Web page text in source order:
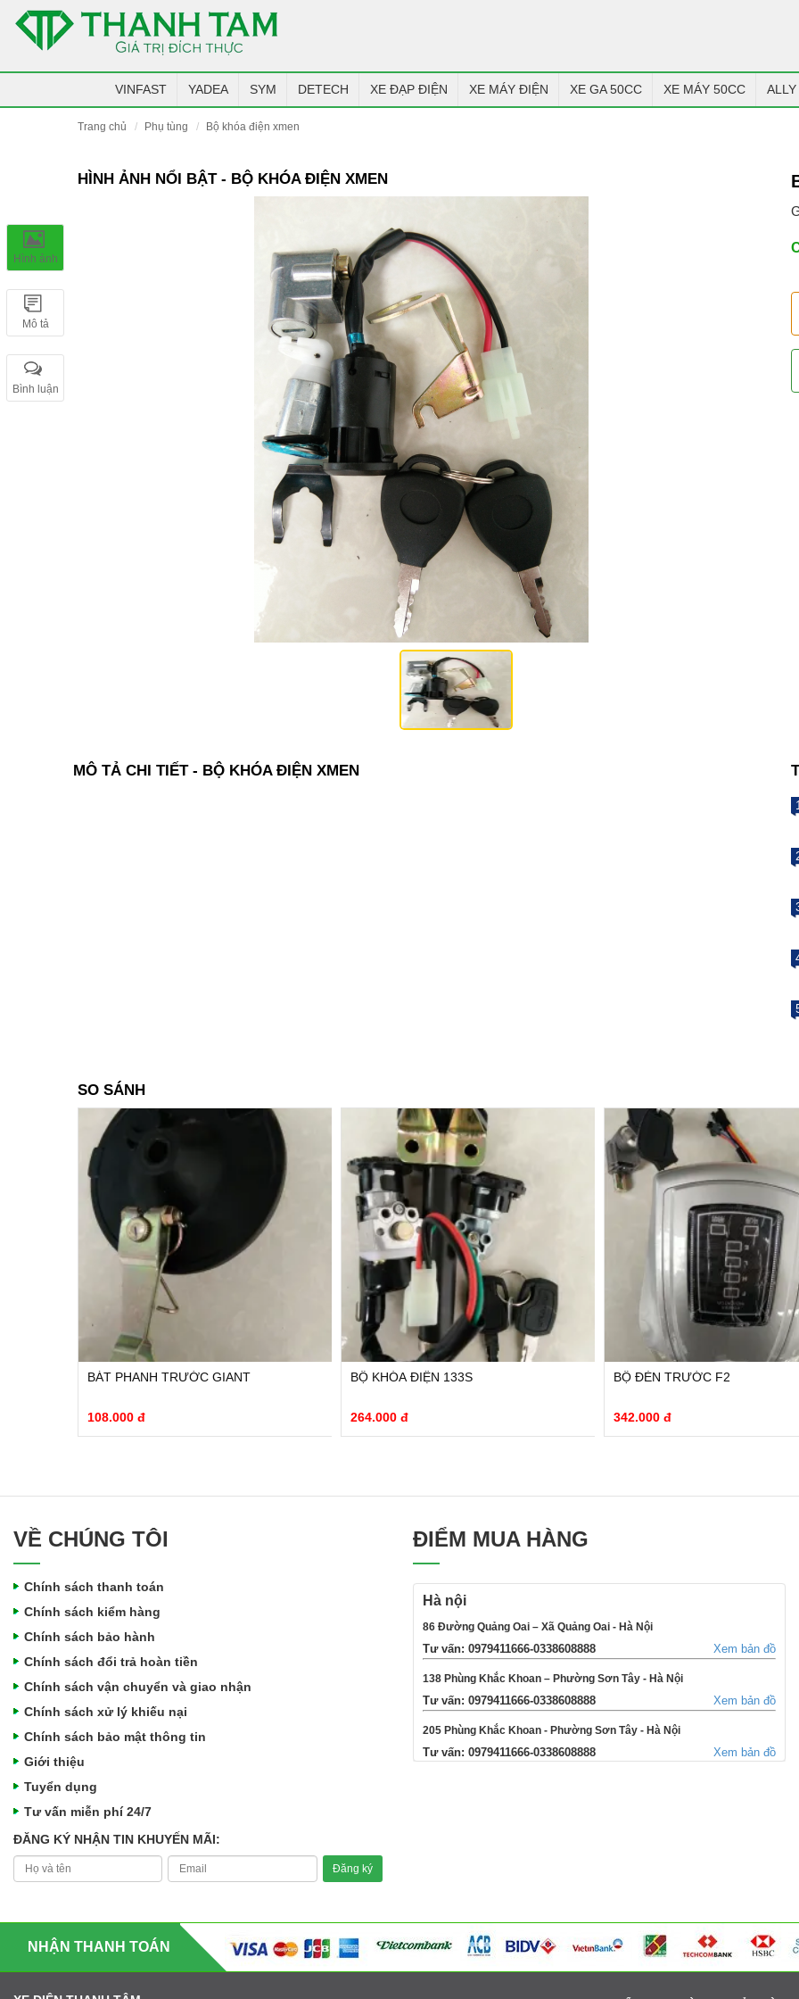
VINFAST YADEA SYM DETECH XE ĐẠP ĐIỆN XE MÁY ĐIỆN XE GA 50CC XE MÁY 50CC ALLY
Hình ảnh
Mô tả
Bình luận
trang chủ phụ tùng bộ khóa điện xmen
HÌNH ẢNH NỔI BẬT - BỘ KHÓA ĐIỆN XMEN
MÔ TẢ CHI TIẾT - BỘ KHÓA ĐIỆN XMEN
SO SÁNH
BÁT PHANH TRƯỚC GIANT
108.000 đ
BỘ KHÓA ĐIỆN 133S
264.000 đ
BỘ ĐÈN TRƯỚC F2
342.000 đ
VỀ CHÚNG TÔI
Chính sách thanh toán
Chính sách kiểm hàng
Chính sách bảo hành
Chính sách đổi trả hoàn tiền
Chính sách vận chuyển và giao nhận
Chính sách xử lý khiếu nại
Chính sách bảo mật thông tin
Giới thiệu
Tuyển dụng
Tư vấn miễn phí 24/7
ĐĂNG KÝ NHẬN TIN KHUYẾN MÃI:
ĐIỂM MUA HÀNG
Hà nội
86 Đường Quảng Oai – Xã Quảng Oai - Hà Nội
Tư vấn: 0979411666-0338608888 Xem bản đồ
138 Phùng Khắc Khoan – Phường Sơn Tây - Hà Nội
Tư vấn: 0979411666-0338608888 Xem bản đồ
205 Phùng Khắc Khoan - Phường Sơn Tây - Hà Nội
Tư vấn: 0979411666-0338608888 Xem bản đồ
Cụm 6 - Thị Trấn Liên Quan - Thạch Thất - Hà Nội
Tư vấn: 0979411666-0338608888 Xem bản đồ
NHẬN THANH TOÁN